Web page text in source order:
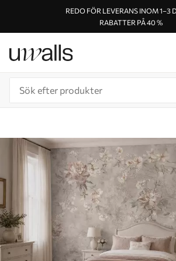
REDO FÖR LEVERANS INOM 1–3
RABATTER PÅ 40 %